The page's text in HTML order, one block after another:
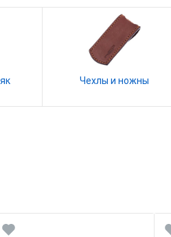
Чехлы и ножны